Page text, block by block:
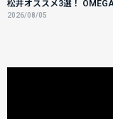
松井オススメ3選！
2026/08/05